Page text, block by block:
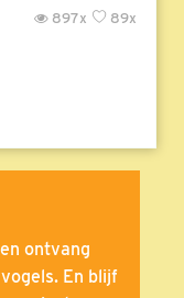
89x
897x
ontvang
En blijf